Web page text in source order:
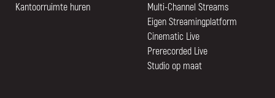
Kantoorruimte huren
Multi-Channel Streams
Eigen Streamingplatform
Cinematic Live
Prerecorded Live
Studio op maat